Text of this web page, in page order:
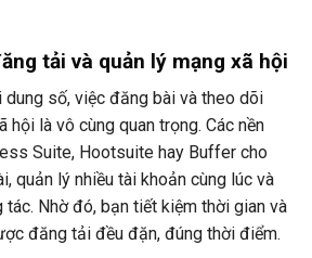
tải và quản lý mạng xã hội
số, việc đăng bài và theo dõi
hội là vô cùng quan trọng. Các nền
Suite, Hootsuite hay Buffer cho
quản lý nhiều tài khoản cùng lúc và
Nhờ đó, bạn tiết kiệm thời gian và
đăng tải đều đặn, đúng thời điểm.